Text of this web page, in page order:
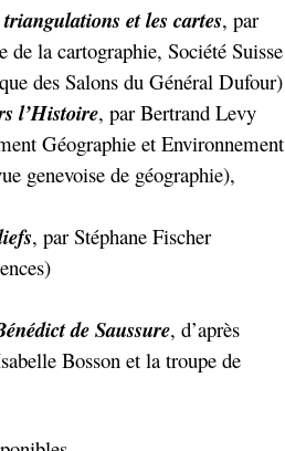
et les cartes, par
la cartographie, Société Suisse
des Salons du Général Dufour)
l’Histoire, par Bertrand Levy
Géographie et Environnement
genevoise de géographie),
, par Stéphane Fischer
de Saussure, d’après
Bosson et la troupe de